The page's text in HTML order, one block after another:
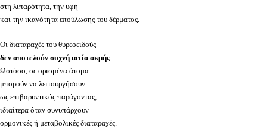
στη λιπαρότητα, την υφή
και την ικανότητα επούλωσης του δέρματος.
Οι διαταραχές του θυρεοειδούς
δεν αποτελούν συχνή αιτία ακμής.
Ωστόσο, σε ορισμένα άτομα
μπορούν να λειτουργήσουν
ως επιβαρυντικός παράγοντας,
ιδιαίτερα όταν συνυπάρχουν
ορμονικές ή μεταβολικές διαταραχές.